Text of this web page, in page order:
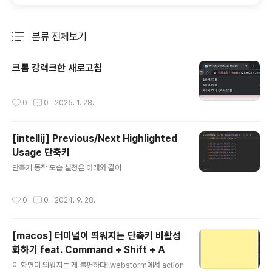
분류 전체보기
크롬 강력크한 새로고침
0 0 2025. 1. 28.
[intellij] Previous/Next Highlighted
Usage 단축키
단축키 동작 모습 설정은 아래와 같이
0 0 2024. 9. 28.
[macos] 터미널이 띄워지는 단축키 비활성
화하기 feat. Command + Shift + A
이 화면이 띄워지는 게 불편하다!!webstorm에서 action